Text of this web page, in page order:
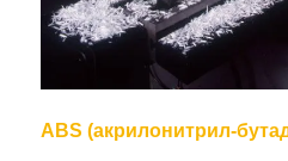
ABS (акрилонитрил-